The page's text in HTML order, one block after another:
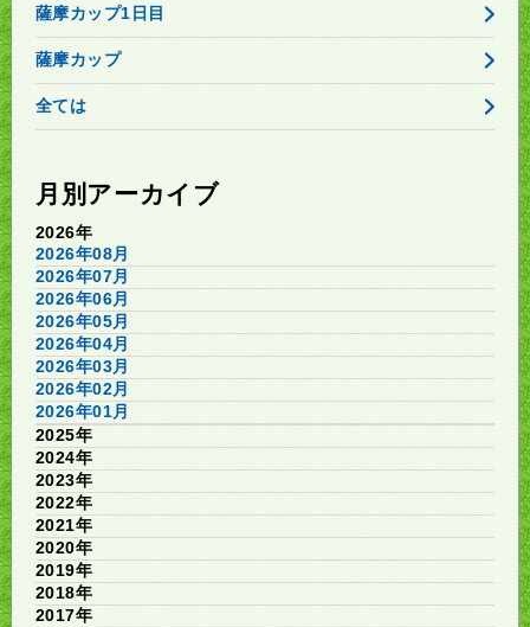
薩摩カップ1日目
薩摩カップ
全ては
月別アーカイブ
2026年
2026年08月
2026年07月
2026年06月
2026年05月
2026年04月
2026年03月
2026年02月
2026年01月
2025年
2024年
2023年
2022年
2021年
2020年
2019年
2018年
2017年